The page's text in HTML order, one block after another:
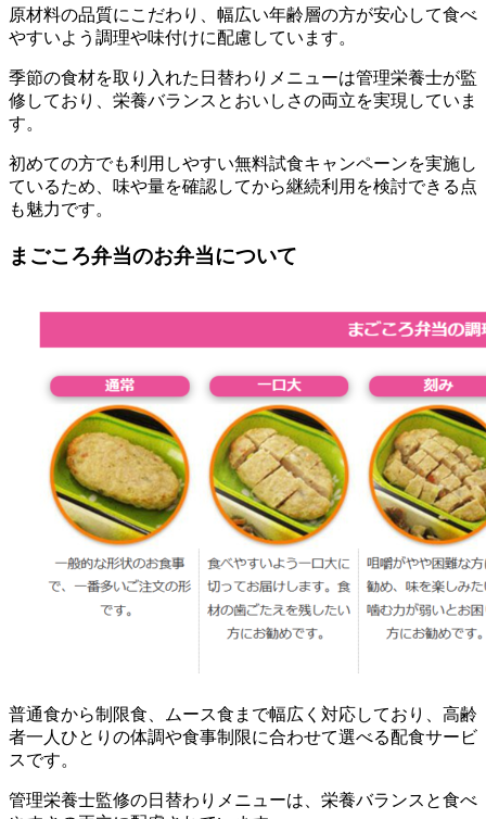
原材料の品質にこだわり、幅広い年齢層の方が安心して食べ
やすいよう調理や味付けに配慮しています。
季節の食材を取り入れた日替わりメニューは管理栄養士が監
修しており、栄養バランスとおいしさの両立を実現していま
す。
初めての方でも利用しやすい無料試食キャンペーンを実施し
ているため、味や量を確認してから継続利用を検討できる点
も魅力です。
まごころ弁当のお弁当について
普通食から制限食、ムース食まで幅広く対応しており、高齢
者一人ひとりの体調や食事制限に合わせて選べる配食サービ
スです。
管理栄養士監修の日替わりメニューは、栄養バランスと食べ